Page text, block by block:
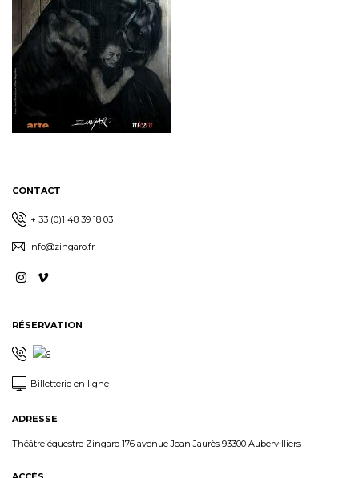
CONTACT
+ 33 (0)1 48 39 18 03
info@zingaro.fr
RÉSERVATION
Billetterie en ligne
ADRESSE
Théâtre équestre Zingaro 176 avenue Jean Jaurès 93300 Aubervilliers